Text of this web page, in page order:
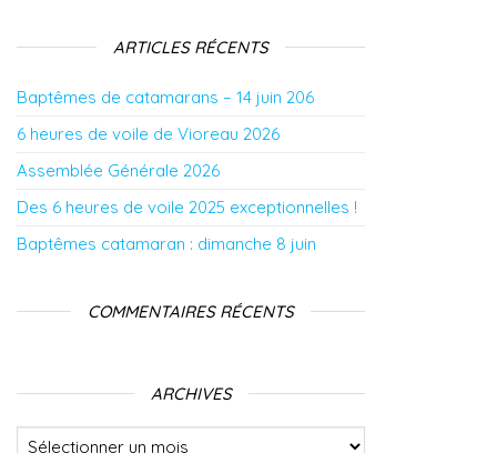
ARTICLES RÉCENTS
Baptêmes de catamarans – 14 juin 206
6 heures de voile de Vioreau 2026
Assemblée Générale 2026
Des 6 heures de voile 2025 exceptionnelles !
Baptêmes catamaran : dimanche 8 juin
COMMENTAIRES RÉCENTS
ARCHIVES
Archives